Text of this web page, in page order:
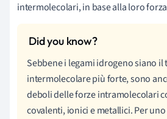
intermolecolari, in base alla loro
Sebbene i legami idrogeno siano il
intermolecolare più forte, sono
deboli delle forze intramolecolari
covalenti, ionici e metallici. Per